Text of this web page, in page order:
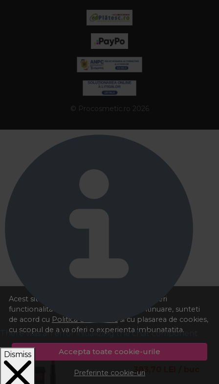
383,70
Acest site foloseste cookies pentru a va oferi
functionalitatea dorita. Navigand in continuare, sunteti
de acord cu Politica de cookies si cu plasarea de cookies,
cu scopul de a va oferi o experienta imbunatatita.
Accepta toate cookie-urile
Preferinte cookie-uri
© Procosmetic.ro 2026
There was an error initializing the chat component
Dismiss